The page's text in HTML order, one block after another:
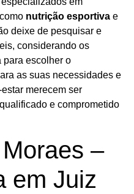
nutrição esportiva e
deixe de pesquisar e
considerando os
para escolher o
as suas necessidades e
merecem ser
e comprometido
–
em Juiz